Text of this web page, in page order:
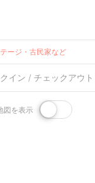
ージ・古民家など
イン / チェックアウト
図を表示